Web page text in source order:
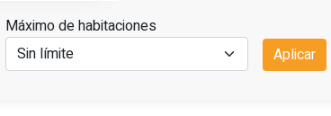
Máximo de habitaciones
Aplicar